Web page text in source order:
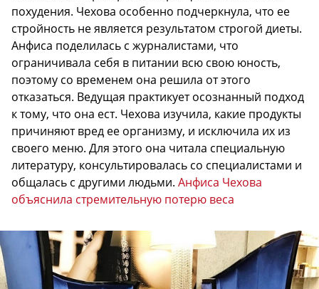
похудения. Чехова особенно подчеркнула, что ее
стройность не является результатом строгой диеты.
Анфиса поделилась с журналистами, что
ограничивала себя в питании всю свою юность,
поэтому со временем она решила от этого
отказаться. Ведущая практикует осознанный подход
к тому, что она ест. Чехова изучила, какие продукты
причиняют вред ее организму, и исключила их из
своего меню. Для этого она читала специальную
литературу, консультировалась со специалистами и
общалась с другими людьми. Анфиса Чехова
объяснила стремительную потерю веса